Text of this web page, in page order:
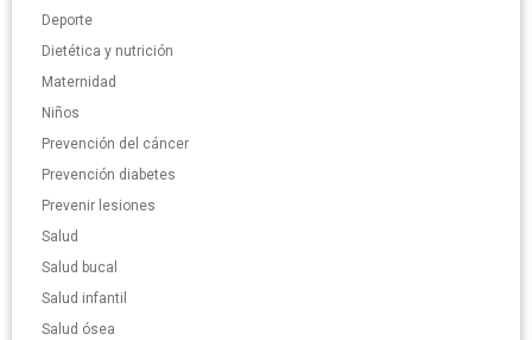
Deporte
Dietética y nutrición
Maternidad
Niños
Prevención del cáncer
Prevención diabetes
Prevenir lesiones
Salud
Salud bucal
Salud infantil
Salud ósea